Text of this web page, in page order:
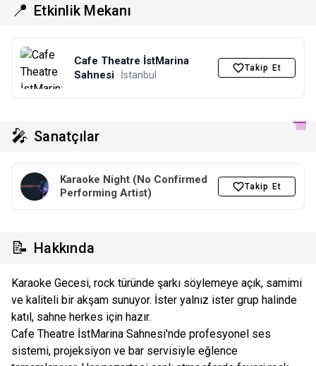
📍 Etkinlik Mekanı
Cafe Theatre İstMarina
Sahnesi · İstanbul
Takip Et
🎤 Sanatçılar
Karaoke Night (No Confirmed
Performing Artist)
Takip Et
📝 Hakkında
Karaoke Gecesi, rock türünde şarkı söylemeye açık, samimi
ve kaliteli bir akşam sunuyor. İster yalnız ister grup halinde
katıl, sahne herkes için hazır.
Cafe Theatre İstMarina Sahnesi'nde profesyonel ses
sistemi, projeksiyon ve bar servisiyle eğlence